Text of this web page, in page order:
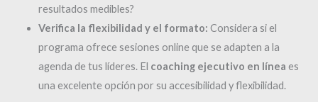
resultados medibles?
Verifica la flexibilidad y el formato: Considera si el
programa ofrece sesiones online que se adapten a la
agenda de tus líderes. El coaching ejecutivo en línea es
una excelente opción por su accesibilidad y flexibilidad.